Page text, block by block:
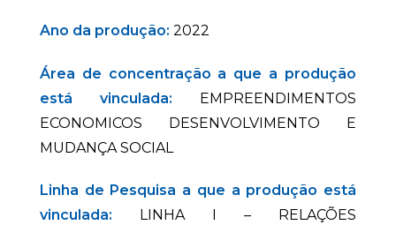
Ano da produção: 2022
Área de concentração a que a produção
está vinculada: EMPREENDIMENTOS
ECONOMICOS DESENVOLVIMENTO E
MUDANÇA SOCIAL
Linha de Pesquisa a que a produção está
vinculada:
LINHA I – RELAÇÕES